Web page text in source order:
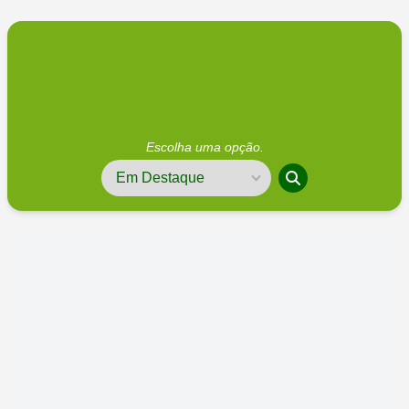
Escolha uma opção.